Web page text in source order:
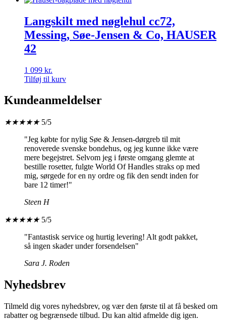
Langskilt med nøglehul cc72,
Messing, Søe-Jensen & Co, HAUSER
42
1 099 kr.
Tilføj til kurv
Kundeanmeldelser
★★★★★ 5/5
"Jeg købte for nylig Søe & Jensen-dørgreb til mit
renoverede svenske bondehus, og jeg kunne ikke være
mere begejstret. Selvom jeg i første omgang glemte at
bestille rosetter, fulgte World Of Handles straks op med
mig, sørgede for en ny ordre og fik den sendt inden for
bare 12 timer!"
Steen H
★★★★★ 5/5
"Fantastisk service og hurtig levering! Alt godt pakket,
så ingen skader under forsendelsen"
Sara J. Roden
Nyhedsbrev
Tilmeld dig vores nyhedsbrev, og vær den første til at få besked om
rabatter og begrænsede tilbud. Du kan altid afmelde dig igen.